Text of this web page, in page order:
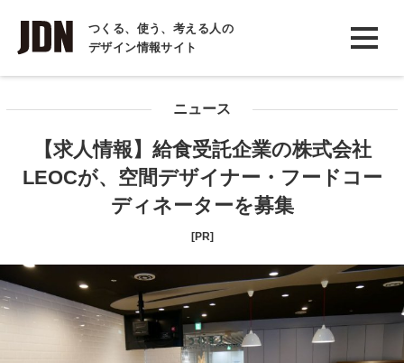
つくる、使う、考える人の
デザイン情報サイト
INTERVIEW
インタビュー
COLUMN
ニュース
【求人情報】給食受託企業の株式会社
LEOCが、空間デザイナー・フードコー
ディネーターを募集
[PR]